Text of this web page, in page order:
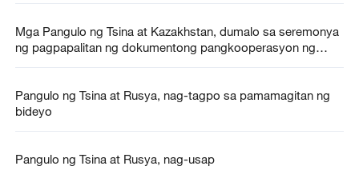
Mga Pangulo ng Tsina at Kazakhstan, dumalo sa seremonya
ng pagpapalitan ng dokumentong pangkooperasyon ng
Pangulo ng Tsina at Rusya, nag-tagpo sa pamamagitan ng
bideyo
Pangulo ng Tsina at Rusya, nag-usap